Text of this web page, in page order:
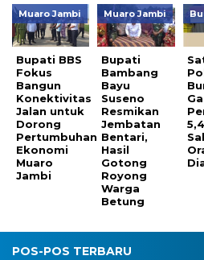
Muaro Jambi
Bupati BBS
Fokus
Bangun
Konektivitas
Jalan untuk
Dorong
Pertumbuhan
Ekonomi
Muaro
Jambi
Muaro Jambi
Bupati
Bambang
Bayu
Suseno
Resmikan
Jembatan
Bentari,
Hasil
Gotong
Royong
Warga
Betung
POS-POS TERBARU